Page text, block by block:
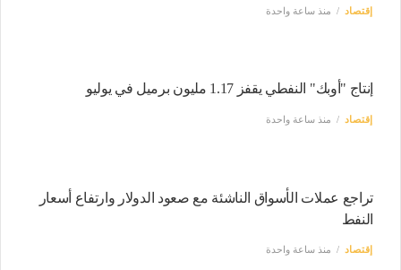
إقتصاد منذ ساعة واحدة
إنتاج "أوبك" النفطي يقفز 1.17 مليون برميل في يوليو
إقتصاد منذ ساعة واحدة
تراجع عملات الأسواق الناشئة مع صعود الدولار وارتفاع أسعار
النفط
إقتصاد منذ ساعة واحدة